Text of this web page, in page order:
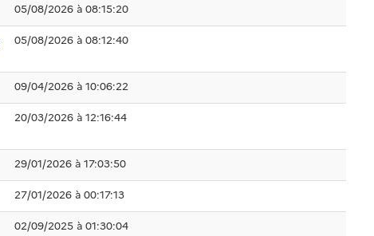
05/08/2026 à 08:15:20
05/08/2026 à 08:12:40
09/04/2026 à 10:06:22
20/03/2026 à 12:16:44
29/01/2026 à 17:03:50
27/01/2026 à 00:17:13
02/09/2025 à 01:30:04